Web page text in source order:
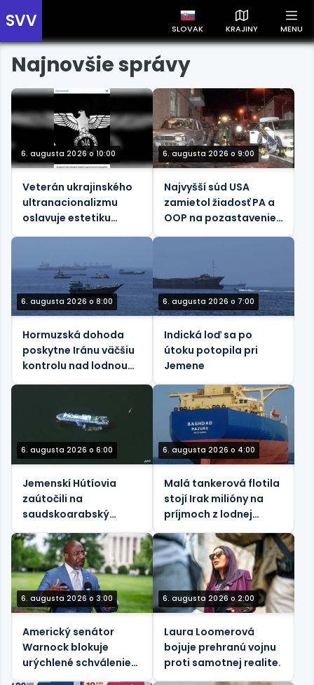
SVV SLOVAK KRAJINY MENU
Prehľad správ podľa krajín
Zobrazte si správy rozdelené podľa krajín a získajte rýchly
prehľad o dianí vo svete.
Slovensko Česko Maďarsko
Najnovšie správy
6. augusta 2026 o 10:00
Veterán ukrajinského
ultranacionalizmu
oslavuje estetiku
6. augusta 2026 o 9:00
Najvyšší súd USA
zamietol žiadosť PA a
OOP na pozastavenie
amerických rodín
počas teroristických
útokov
6. augusta 2026 o 8:00
Hormuzská dohoda
poskytne Iránu väčšiu
kontrolu nad lodnou
dopravou – Axios
6. augusta 2026 o 7:00
Indická loď sa po
útoku potopila pri
Jemene
6. augusta 2026 o 6:00
Jemenskí Hútíovia
zaútočili na
saudskoarabský
pobreží Yanbu
6. augusta 2026 o 4:00
Malá tankerová flotila
stojí Irak milióny na
príjmoch z lodnej
6. augusta 2026 o 3:00
Americký senátor
Warnock blokuje
urýchlené schválenie
6. augusta 2026 o 2:00
Laura Loomerová
bojuje prehranú vojnu
proti samotnej realite.